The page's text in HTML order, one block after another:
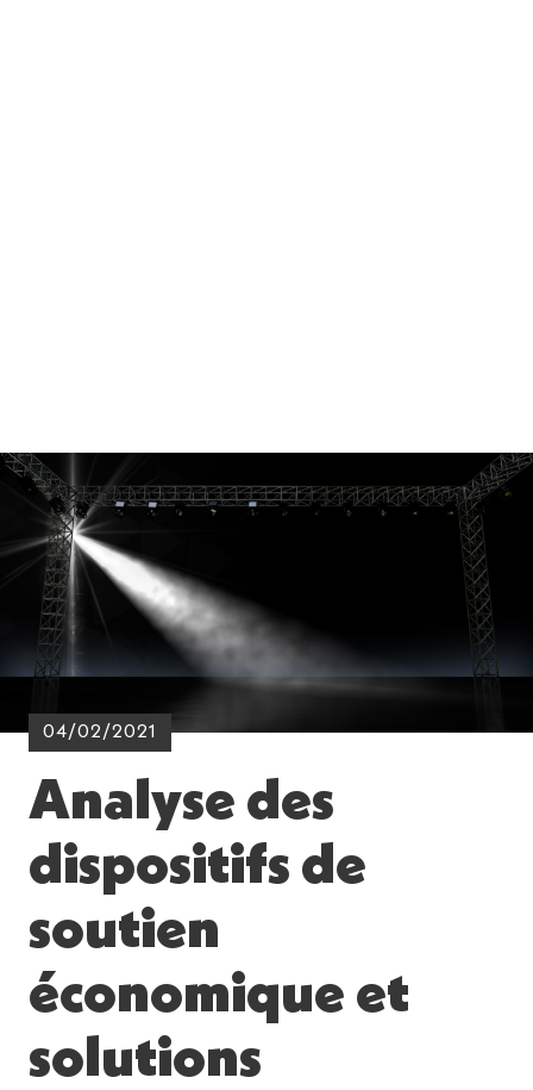
04/02/2021
Analyse des
dispositifs de
soutien
économique et
solutions